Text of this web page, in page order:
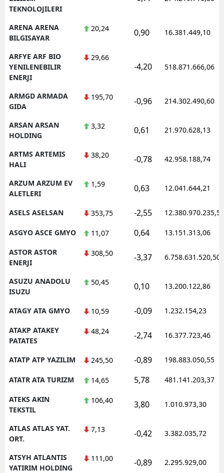
TEKNOLOJILERI
ARENA ARENA
BILGISAYAR
20,24 0,90 16.381.449,10
ARFYE ARF BIO
YENILENEBILIR
ENERJI
29,66
-4,20 518.871.666,06
ARMGD ARMADA
GIDA
195,70 -0,96 214.302.490,60
ARSAN ARSAN
HOLDING
3,32 0,61 21.970.628,13
ARTMS ARTEMIS
HALI
38,20 -0,78 42.958.188,74
ARZUM ARZUM EV
ALETLERI
1,59 0,63 12.041.644,21
ASELS ASELSAN 353,75 -2,55 12.380.970.235,50
ASGYO ASCE GMYO 11,07 0,64 13.151.313,06
ASTOR ASTOR
ENERJI
308,50 -3,37 6.758.631.520,50
ASUZU ANADOLU
ISUZU
50,45 0,10 13.200.122,86
ATAGY ATA GMYO 10,59 -0,09 1.232.154,23
ATAKP ATAKEY
PATATES
48,24 -2,74 16.377.723,46
ATATP ATP YAZILIM 245,50 -0,89 198.883.050,55
ATATR ATA TURIZM 14,65 5,78 481.141.203,37
ATEKS AKIN
TEKSTIL
106,40 3,80 1.010.973,30
ATLAS ATLAS YAT.
ORT.
7,13 -0,42 3.382.035,72
ATSYH ATLANTIS
YATIRIM HOLDING
111,00 -0,89 2.295.929,00